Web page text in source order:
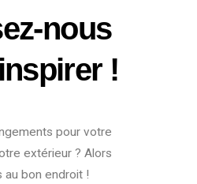
nous
!
pour votre
extérieur ? Alors
au bon endroit !